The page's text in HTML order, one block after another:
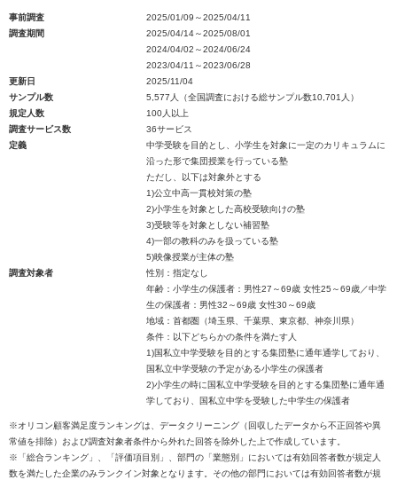
事前調査
2025/01/09～2025/04/11
調査期間
2025/04/14～2025/08/01
2024/04/02～2024/06/24
2023/04/11～2023/06/28
更新日
2025/11/04
サンプル数
5,577人（全国調査における総サンプル数10,701人）
規定人数
100人以上
調査サービス数
36サービス
定義
中学受験を目的とし、小学生を対象に一定のカリキュラムに
沿った形で集団授業を行っている塾
ただし、以下は対象外とする
1)公立中高一貫校対策の塾
2)小学生を対象とした高校受験向けの塾
3)受験等を対象としない補習塾
4)一部の教科のみを扱っている塾
5)映像授業が主体の塾
調査対象者
性別：指定なし
年齢：小学生の保護者：男性27～69歳 女性25～69歳／中学
生の保護者：男性32～69歳 女性30～69歳
地域：首都圏（埼玉県、千葉県、東京都、神奈川県）
条件：以下どちらかの条件を満たす人
1)国私立中学受験を目的とする集団塾に通年通学しており、
国私立中学受験の予定がある小学生の保護者
2)小学生の時に国私立中学受験を目的とする集団塾に通年通
学しており、国私立中学を受験した中学生の保護者
※オリコン顧客満足度ランキングは、データクリーニング（回収したデータから不正回答や異
常値を排除）および調査対象者条件から外れた回答を除外した上で作成しています。
※「総合ランキング」、「評価項目別」、部門の「業態別」においては有効回答者数が規定人
数を満たした企業のみランクイン対象となります。その他の部門においては有効回答者数が規